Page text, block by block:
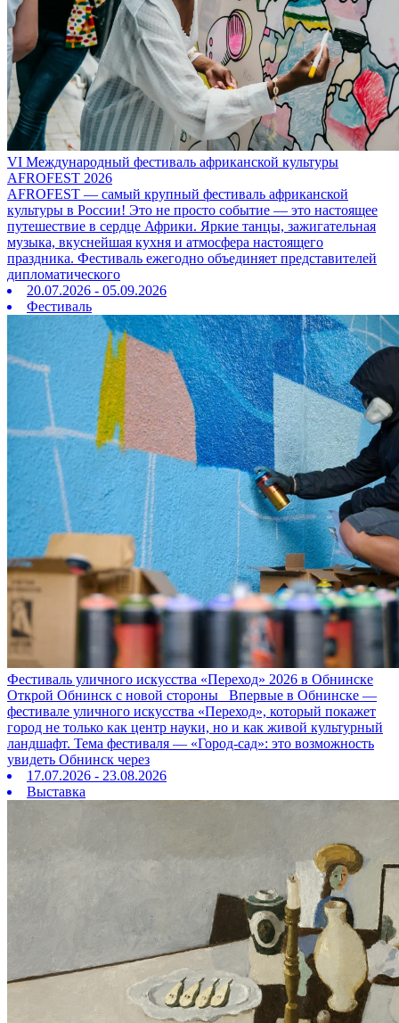
VI Международный фестиваль африканской культуры
AFROFEST 2026
AFROFEST — самый крупный фестиваль африканской
культуры в России! Это не просто событие — это настоящее
путешествие в сердце Африки. Яркие танцы, зажигательная
музыка, вкуснейшая кухня и атмосфера настоящего
праздника. Фестиваль ежегодно объединяет представителей
дипломатического
20.07.2026 - 05.09.2026
Фестиваль
Фестиваль уличного искусства «Переход» 2026 в Обнинске
Открой Обнинск с новой стороны Впервые в Обнинске —
фестивале уличного искусства «Переход», который покажет
город не только как центр науки, но и как живой культурный
ландшафт. Тема фестиваля — «Город‑сад»: это возможность
увидеть Обнинск через
17.07.2026 - 23.08.2026
Выставка